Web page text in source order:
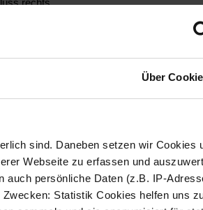
Über
sind. Daneben setzen wir Cookies
Webseite zu erfassen und
auch persönliche Daten (z.B. IP-
Statistik Cookies helfen uns
rechts.
mit